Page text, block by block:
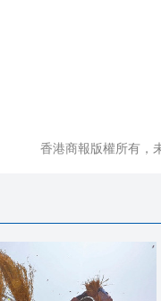
香港商報版權所有，